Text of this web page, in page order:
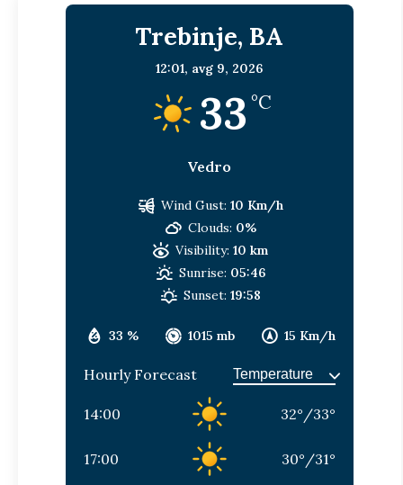
Trebinje, BA
12:01, avg 9, 2026
33 °C
Vedro
33 % 1015 mb 15 Km/h
Wind Gust: 10 Km/h
Clouds: 0%
Visibility: 10 km
Sunrise: 05:46
Sunset: 19:58
Hourly Forecast
14:00 32° /33°
17:00 30° /31°